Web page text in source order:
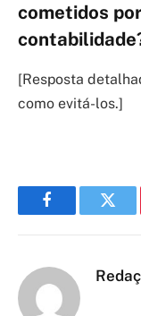
cometidos
[Resposta
como evitá-los.]
Facebook